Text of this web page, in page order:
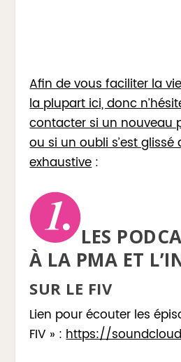
Afin de vous faciliter la
la plupart ici, donc
contacter si un nouveau
ou si un oubli s’est
exhaustive:
LES
À LA PMA ET
SUR LE FIV
Lien pour écouter les
FIV » :https://